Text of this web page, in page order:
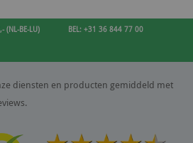
(NL-BE-LU) BEL: +31 36 844 77 00
diensten en producten gemiddeld met